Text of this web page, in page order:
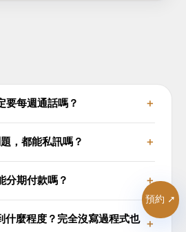
要每週通話嗎？ ＋
，都能私訊嗎？ ＋
分期付款嗎？ ＋
什麼程度？完全沒寫過程式也
＋
預約 ➚